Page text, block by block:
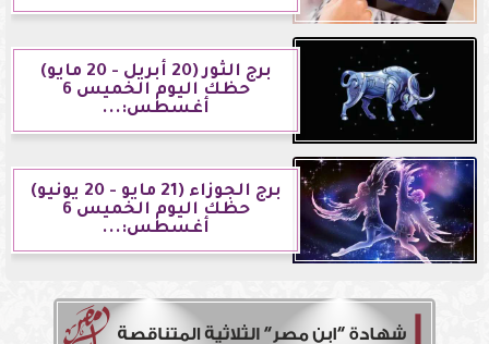
برج الثور (20 أبريل - 20 مايو)
حظك اليوم الخميس 6
أغسطس:...
برج الجوزاء (21 مايو - 20 يونيو)
حظك اليوم الخميس 6
أغسطس:...